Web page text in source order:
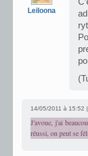
Leiloona
14/05/2011 à 15:52 |
J'avoue, j'ai
réussi, on peut se